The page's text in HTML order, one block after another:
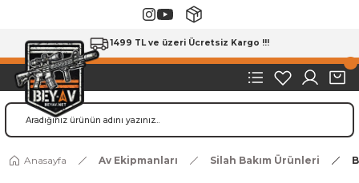
1499 TL ve üzeri Ücretsiz Kargo !!!
Anasayfa Av Ekipmanları Silah Bakım Ürünleri